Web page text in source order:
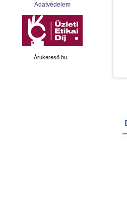
Adatvédelem
Árukeresõ.hu